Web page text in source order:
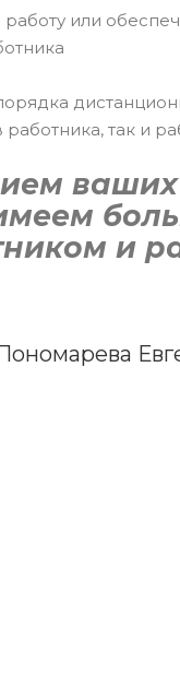
или
так и
и